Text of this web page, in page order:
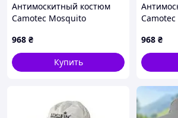
Антимоскитный костюм
Camotec Mosquito
968 ₴
Купить
968 ₴